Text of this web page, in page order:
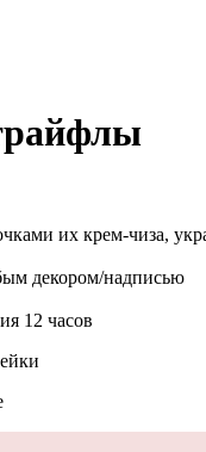
их крем-чиза,
декором/надписью
12 часов